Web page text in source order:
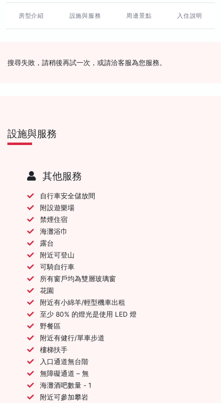
房型介紹 設施與服務 周邊景點 入住說明
搜尋失敗，請稍後再試一次，或請洽客服為您服務。
設施與服務
其他服務
自行車安全儲放間
附設遊樂場
禁煙住宿
海灘浴巾
露台
附近可登山
可騎自行車
所有窗戶均為雙層玻璃窗
花園
附近有小綿羊/輕型機車出租
至少 80% 的燈光是使用 LED 燈
野餐區
附近有健行/單車步道
樓梯扶手
入口通道無台階
無障礙通道 – 無
海灘酒吧數量 - 1
附近可參加攀岩